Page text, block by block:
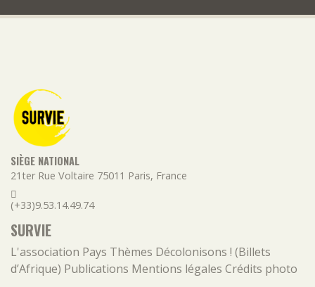
SIÈGE NATIONAL
21ter Rue Voltaire 75011 Paris, France
(+33)9.53.14.49.74
SURVIE
L'association Pays Thèmes Décolonisons ! (Billets
d’Afrique) Publications Mentions légales Crédits photo